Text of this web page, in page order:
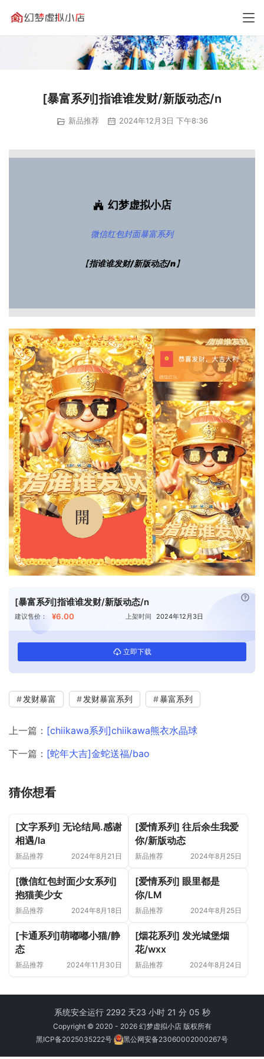
[暴富系列]指谁谁发财/新版动态/n
新品推荐 2024年12月3日 下午8:36
幻梦虚拟小店
微信红包封面暴富系列
【指谁谁发财/新版动态/n】
[暴富系列]指谁谁发财/新版动态/n
建议售价： ¥6.00 上架时间 2024年12月3日
立即下载
已
发财暴富 发财暴富系列 暴富系列
上一篇： [chiikawa系列]chiikawa熊衣水晶球
下一篇： [蛇年大吉]金蛇送福/bao
猜你想看
[文字系列] 无论结局.感谢
相遇/la
新品推荐 2024年8月21日
[爱情系列] 往后余生我爱
你/新版动态
新品推荐 2024年8月25日
[微信红包封面少女系列]
抱猫美少女
新品推荐 2024年8月18日
[爱情系列] 眼里都是
你/LM
新品推荐 2024年8月25日
[卡通系列]萌嘟嘟小猫/静
态
新品推荐 2024年11月30日
[烟花系列] 发光城堡烟
花/wxx
新品推荐 2024年8月24日
系统安全运行 2292 天23 小时 21 分 05 秒
Copyright © 2020 - 2026 幻梦虚拟小店 版权所有
黑ICP备2025035222号
黑公网安备23060002000267号